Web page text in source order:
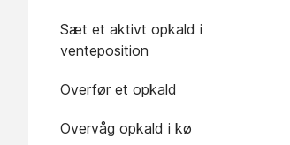
Sæt et aktivt opkald i
venteposition
Overfør et opkald
Overvåg opkald i kø